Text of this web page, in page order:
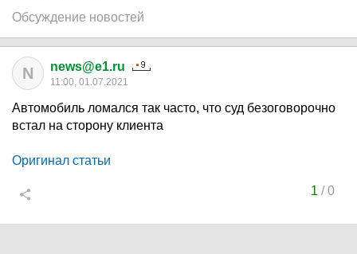
Обсуждение новостей
N news@e1.ru
11:00, 01.07.2021
Автомобиль ломался так часто, что суд безоговорочно
встал на сторону клиента
Оригинал статьи
1 /0